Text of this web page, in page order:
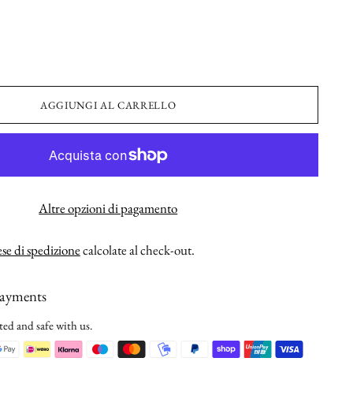
AGGIUNGI AL CARRELLO
Altre opzioni di pagamento
di spedizionecalcolate al check-out.
and safe with us.